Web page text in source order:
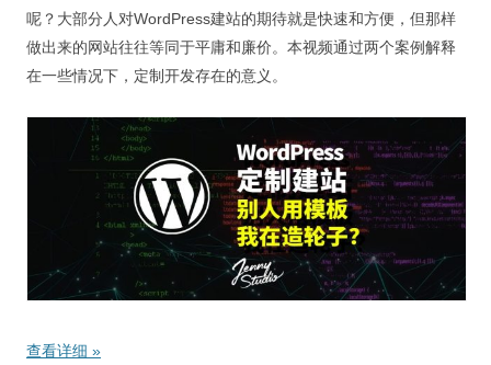
呢？大部分人对WordPress建站的期待就是快速和方便，但那样
做出来的网站往往等同于平庸和廉价。本视频通过两个案例解释
在一些情况下，定制开发存在的意义。
查看详细 »